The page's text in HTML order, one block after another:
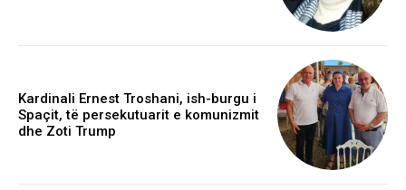
Kardinali Ernest Troshani, ish-burgu i
Spaçit, të persekutuarit e komunizmit
dhe Zoti Trump